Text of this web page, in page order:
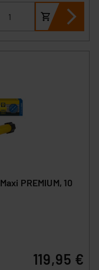
PREMIUM, 10
119,95 €